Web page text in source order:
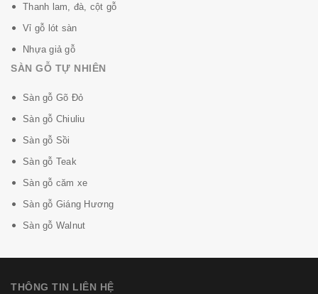
Thanh lam, đà, cột gỗ
Vỉ gỗ lót sàn
Nhựa giả gỗ
SÀN GỖ TỰ NHIÊN
Sàn gỗ Gõ Đỏ
Sàn gỗ Chiuliu
Sàn gỗ Sồi
Sàn gỗ Teak
Sàn gỗ căm xe
Sàn gỗ Giáng Hương
Sàn gỗ Walnut
THÔNG TIN LIÊN HỆ